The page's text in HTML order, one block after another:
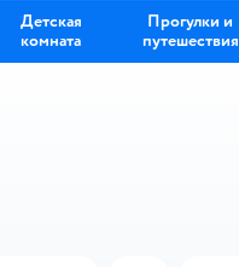
Детская
комната
Прогулки и
путешествия